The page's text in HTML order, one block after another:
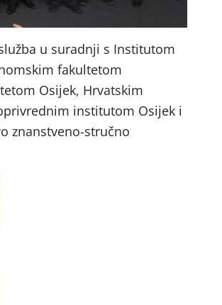
u suradnji s Institutom
fakultetom
Osijek, Hrvatskim
institutom Osijek i
znanstveno-stručno